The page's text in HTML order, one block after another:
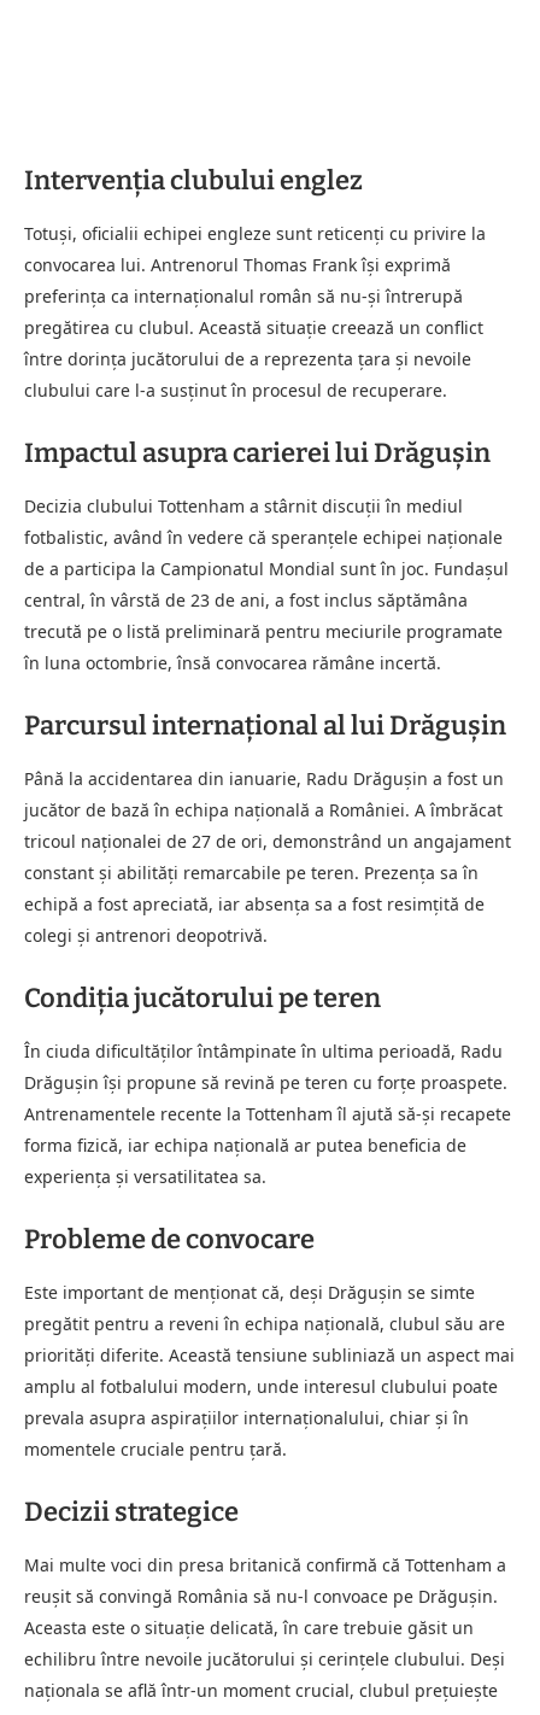
Intervenția clubului englez
Totuși, oficialii echipei engleze sunt reticenți cu privire la
convocarea lui. Antrenorul Thomas Frank își exprimă
preferința ca internaționalul român să nu-și întrerupă
pregătirea cu clubul. Această situație creează un conflict
între dorința jucătorului de a reprezenta țara și nevoile
clubului care l-a susținut în procesul de recuperare.
Impactul asupra carierei lui Drăgușin
Decizia clubului Tottenham a stârnit discuții în mediul
fotbalistic, având în vedere că speranțele echipei naționale
de a participa la Campionatul Mondial sunt în joc. Fundașul
central, în vârstă de 23 de ani, a fost inclus săptămâna
trecută pe o listă preliminară pentru meciurile programate
în luna octombrie, însă convocarea rămâne incertă.
Parcursul internațional al lui Drăgușin
Până la accidentarea din ianuarie, Radu Drăgușin a fost un
jucător de bază în echipa națională a României. A îmbrăcat
tricoul naționalei de 27 de ori, demonstrând un angajament
constant și abilități remarcabile pe teren. Prezența sa în
echipă a fost apreciată, iar absența sa a fost resimțită de
colegi și antrenori deopotrivă.
Condiția jucătorului pe teren
În ciuda dificultăților întâmpinate în ultima perioadă, Radu
Drăgușin își propune să revină pe teren cu forțe proaspete.
Antrenamentele recente la Tottenham îl ajută să-și recapete
forma fizică, iar echipa națională ar putea beneficia de
experiența și versatilitatea sa.
Probleme de convocare
Este important de menționat că, deși Drăgușin se simte
pregătit pentru a reveni în echipa națională, clubul său are
priorități diferite. Această tensiune subliniază un aspect mai
amplu al fotbalului modern, unde interesul clubului poate
prevala asupra aspirațiilor internaționalului, chiar și în
momentele cruciale pentru țară.
Decizii strategice
Mai multe voci din presa britanică confirmă că Tottenham a
reușit să convingă România să nu-l convoace pe Drăgușin.
Aceasta este o situație delicată, în care trebuie găsit un
echilibru între nevoile jucătorului și cerințele clubului. Deși
naționala se află într-un moment crucial, clubul prețuiește